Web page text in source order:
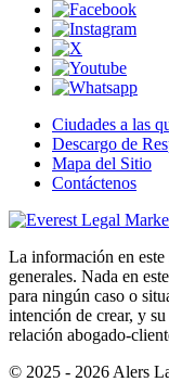
Ciudades a las
Descargo de
Mapa del Sitio
Contáctenos
La información en
generales. Nada en
para ningún caso o
intención de crear, y
relación abogado-
© 2025 - 2026 Alers